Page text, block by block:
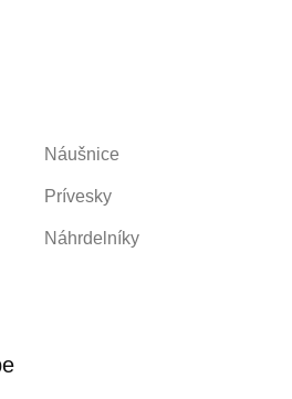
Náušnice
Prívesky
Náhrdelníky